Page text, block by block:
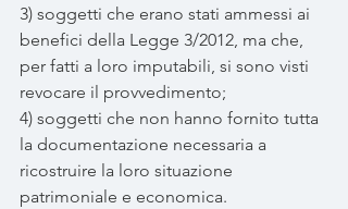
3) soggetti che erano stati ammessi ai
benefici della Legge 3/2012, ma che,
per fatti a loro imputabili, si sono visti
revocare il provvedimento;
4) soggetti che non hanno fornito tutta
la documentazione necessaria a
ricostruire la loro situazione
patrimoniale e economica.